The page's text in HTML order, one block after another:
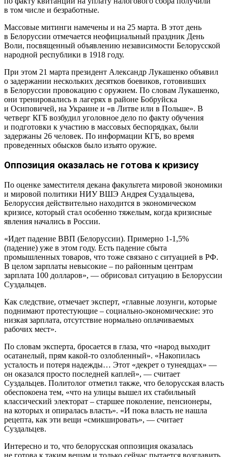
в том числе и безработные.
Массовые митинги намечены и на 25 марта. В этот день
в Белоруссии отмечается неофициальный праздник День
Воли, посвященный объявлению независимости Белорусской
народной республики в 1918 году.
При этом 21 марта президент Александр Лукашенко объявил
о задержании нескольких десятков боевиков, готовивших
в Белоруссии провокацию с оружием. По словам Лукашенко,
они тренировались в лагерях в районе Бобруйска
и Осиповичей, на Украине и «в Литве или в Польше». В
четверг КГБ возбудил уголовное дело по факту обучения
и подготовки к участию в массовых беспорядках, были
задержаны 26 человек. По информации КГБ, во время
проведенных обысков было изъято оружие.
Оппозиция оказалась не готова к кризису
По оценке заместителя декана факультета мировой экономики
и мировой политики НИУ ВШЭ Андрея Суздальцева,
Белоруссия действительно находится в экономическом
кризисе, который стал особенно тяжелым, когда кризисные
явления начались в России.
«Идет падение ВВП (Белоруссии). Примерно 1-1,5%
(падение) уже в этом году. Есть падение сбыта
промышленных товаров, что тоже связано с ситуацией в РФ.
В целом зарплаты невысокие – по районным центрам
зарплата 100 долларов», — обрисовал ситуацию в Белоруссии
Суздальцев.
Как следствие, отмечает эксперт, «главные лозунги, которые
поднимают протестующие – социально-экономические: это
низкая зарплата, отсутствие нормально оплачиваемых
рабочих мест».
По словам эксперта, бросается в глаза, что «народ выходит
осатанелый, прям какой-то озлобленный». «Накопилась
усталость и потеря надежды… Этот «декрет о тунеядцах» —
он оказался просто последней каплей», — считает
Суздальцев. Политолог отметил также, что белорусская власть
обеспокоена тем, «что на улицы вышел их стабильный
классический электорат – старшее поколение, пенсионеры,
на которых и опиралась власть». «И пока власть не нашла
рецепта, как эти вещи «смикшировать», — считает
Суздальцев.
Интересно и то, что белорусская оппозиция оказалась
не готова к таким вещам и только сейчас пытается возглавить